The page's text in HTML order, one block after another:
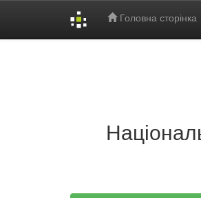
Головна сторінка